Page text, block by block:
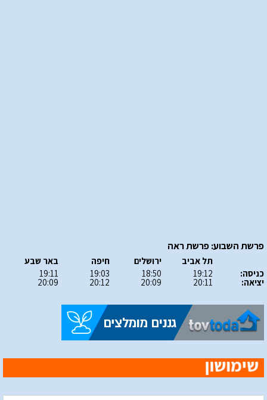
פרשת השבוע: פרשת ראה
כניסה:
יציאה:
תל אביב
19:12
20:11
ירושלים
18:50
20:09
חיפה
19:03
20:12
באר שבע
19:11
20:09